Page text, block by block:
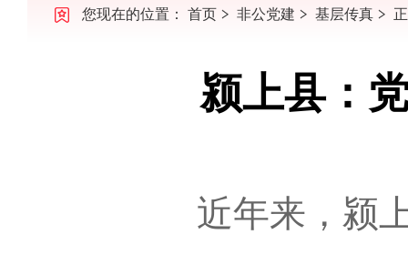
您现在的位置： 首页 非公党建 基层传真
颍上县：
近年来，颍